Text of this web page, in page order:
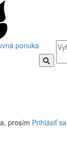
ponuka
prosím Prihlásiť sa